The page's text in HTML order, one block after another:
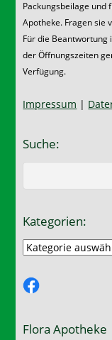
Packungsbeilage und
Apotheke. Fragen sie
Für die Beantwortung
der Öffnungszeiten
Verfügung.
Impressum |
Suche:
Kategorien:
Kategorien:
Facebook
Flora Apotheke